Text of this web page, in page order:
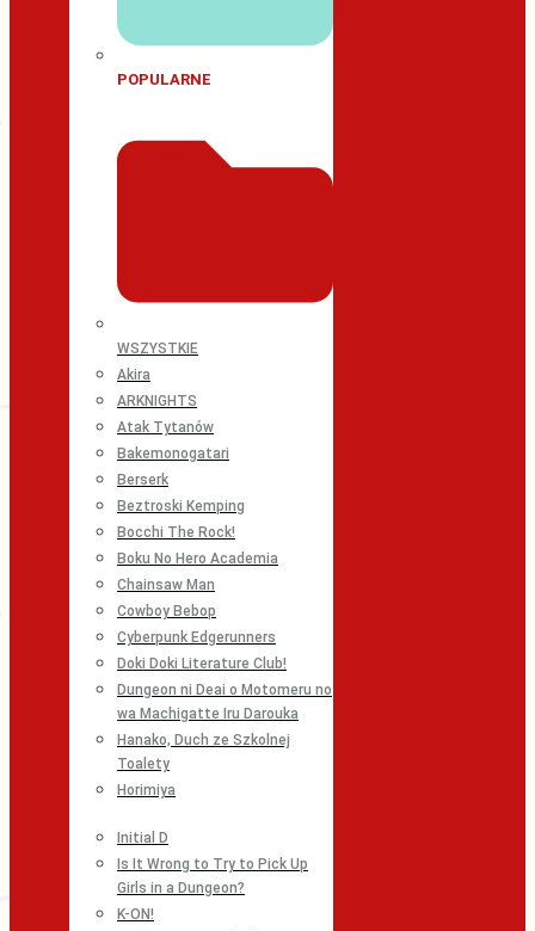
POPULARNE
WSZYSTKIE
Akira
ARKNIGHTS
Atak Tytanów
Bakemonogatari
Berserk
Beztroski Kemping
Bocchi The Rock!
Boku No Hero Academia
Chainsaw Man
Cowboy Bebop
Cyberpunk Edgerunners
Doki Doki Literature Club!
Dungeon ni Deai o Motomeru no
wa Machigatte Iru Darouka
Hanako, Duch ze Szkolnej
Toalety
Horimiya
Initial D
Is It Wrong to Try to Pick Up
Girls in a Dungeon?
K-ON!